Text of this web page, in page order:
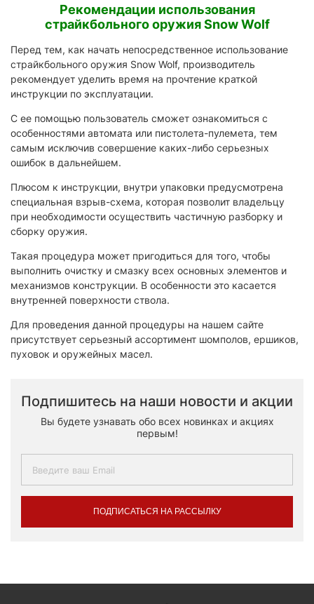
Рекомендации использования
страйкбольного оружия Snow Wolf
Перед тем, как начать непосредственное использование
страйкбольного оружия Snow Wolf, производитель
рекомендует уделить время на прочтение краткой
инструкции по эксплуатации.
С ее помощью пользователь сможет ознакомиться с
особенностями автомата или пистолета-пулемета, тем
самым исключив совершение каких-либо серьезных
ошибок в дальнейшем.
Плюсом к инструкции, внутри упаковки предусмотрена
специальная взрыв-схема, которая позволит владельцу
при необходимости осуществить частичную разборку и
сборку оружия.
Такая процедура может пригодиться для того, чтобы
выполнить очистку и смазку всех основных элементов и
механизмов конструкции. В особенности это касается
внутренней поверхности ствола.
Для проведения данной процедуры на нашем сайте
присутствует серьезный ассортимент шомполов, ершиков,
пуховок и оружейных масел.
Подпишитесь на наши новости и акции
Вы будете узнавать обо всех новинках и акциях
первым!
ПОДПИСАТЬСЯ НА РАССЫЛКУ